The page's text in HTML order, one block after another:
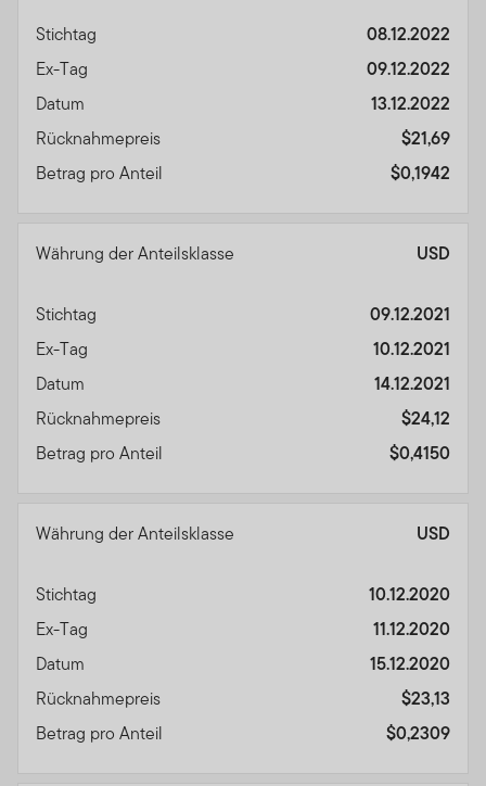
Stichtag
08.12.2022
Ex-Tag
09.12.2022
Datum
13.12.2022
Rücknahmepreis
$21,69
Betrag pro Anteil
$0,1942
Währung der Anteilsklasse USD
Stichtag
09.12.2021
Ex-Tag
10.12.2021
Datum
14.12.2021
Rücknahmepreis
$24,12
Betrag pro Anteil
$0,4150
Währung der Anteilsklasse USD
Stichtag
10.12.2020
Ex-Tag
11.12.2020
Datum
15.12.2020
Rücknahmepreis
$23,13
Betrag pro Anteil
$0,2309